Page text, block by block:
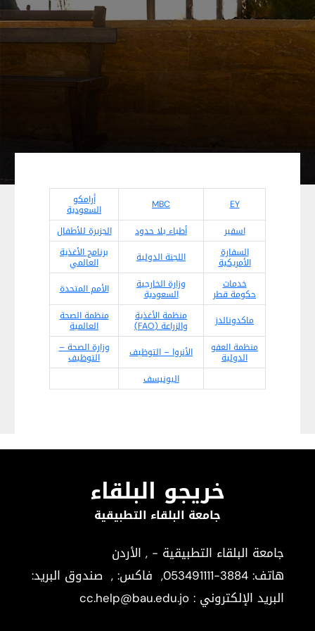
EY
MBC أرامكو
السعودية
اسفير
أطباء بلا حدود
الجزيرة للأطفال
السفارة
الأمريكية اللجنة الدولية برنامج الأغذية
العالمي
خدمات
حكومة قطر
وزارة الخارجية
السعودية
الأمم المتحدة
ماكدونالدز
منظمة الأغذية
والزراعة (FAO)
منظمة الصحة
العالمية
منظمة العفو
الدولية الأنروا – التوظيف وزارة الصحة –
التوظيف
اليونيسف
خريجو البلقاء
جامعة البلقاء التطبيقية
جامعة البلقاء التطبيقية - , الأردن
هاتف:053491111-3884, فاكس:, صندوق البريد:
البريد الإلكتروني : cc.help@bau.edu.jo